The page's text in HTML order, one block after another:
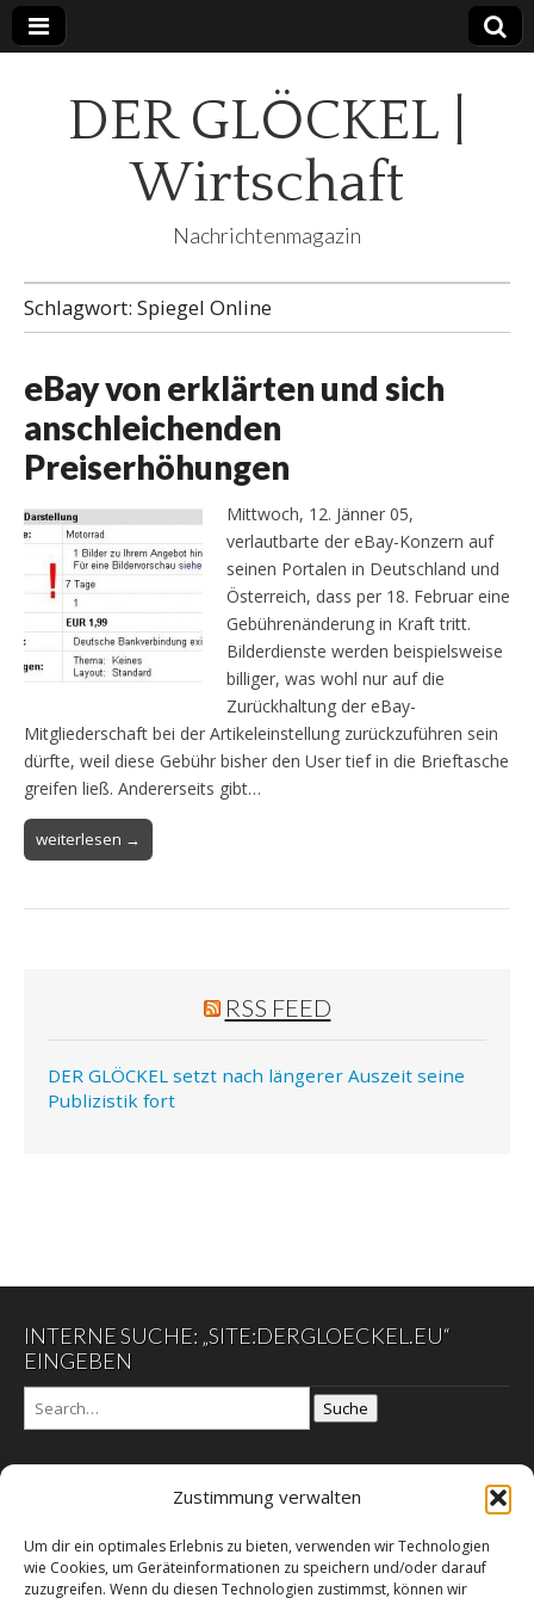
Zustimmung verwalten
Um dir ein optimales Erlebnis zu bieten, verwenden wir Technologien
wie Cookies, um Geräteinformationen zu speichern und/oder darauf
zuzugreifen. Wenn du diesen Technologien zustimmst, können wir
DER GLÖCKEL |
Wirtschaft
Nachrichtenmagazin
Schlagwort: Spiegel Online
eBay von erklärten und sich
anschleichenden
Preiserhöhungen
Mittwoch, 12. Jänner 05,
verlautbarte der eBay-Konzern auf
seinen Portalen in Deutschland und
Österreich, dass per 18. Februar eine
Gebührenänderung in Kraft tritt.
Bilderdienste werden beispielsweise
billiger, was wohl nur auf die
Zurückhaltung der eBay-
Mitgliederschaft bei der Artikeleinstellung zurückzuführen sein
dürfte, weil diese Gebühr bisher den User tief in die Brieftasche
greifen ließ. Andererseits gibt…
weiterlesen →
RSS FEED
DER GLÖCKEL setzt nach längerer Auszeit seine
Publizistik fort
INTERNE SUCHE: „SITE:DERGLOECKEL.EU“
EINGEBEN
Suche
Datenschutzerklärung
DER SCHWARZE EGON